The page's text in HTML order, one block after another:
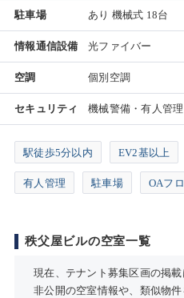
駐車場 あり 機械式 18台
情報通信設備 光ファイバー
空調 個別空調
セキュリティ 機械警備・有人管理
駅徒歩5分以内 EV2基以上
有人管理 駐車場 OAフ
秩父屋ビルの空室一覧
現在、テナント募集区画の掲載
非公開の空室情報や、類似物件